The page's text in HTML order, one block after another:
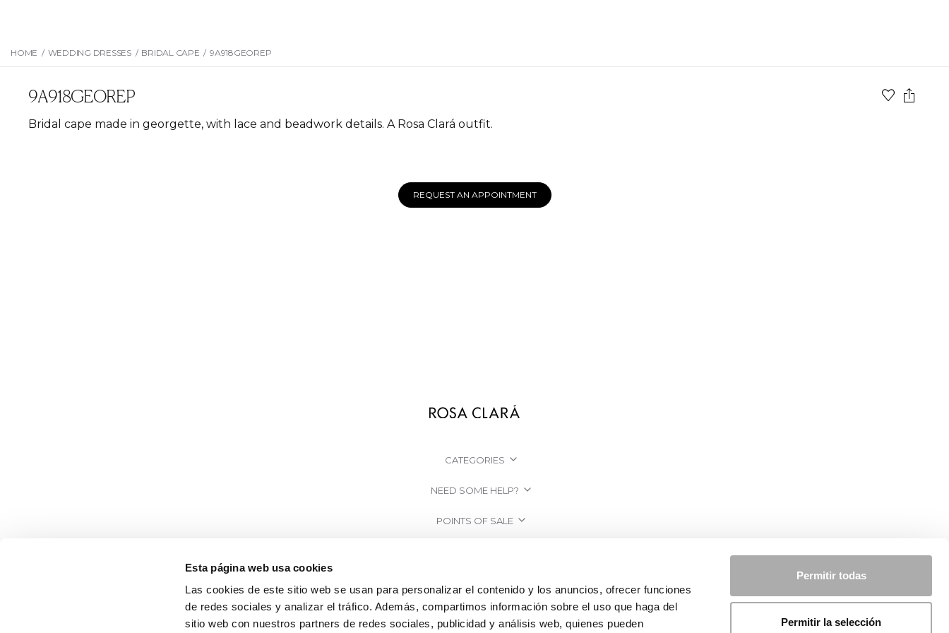
Esta página web usa cookies
Las cookies de este sitio web se usan para personalizar el contenido y los anuncios, ofrecer funciones
de redes sociales y analizar el tráfico. Además, compartimos información sobre el uso que haga del
sitio web con nuestros partners de redes sociales, publicidad y análisis web, quienes pueden
Permitir todas
Permitir la selección
HOME / WEDDING DRESSES / BRIDAL CAPE / 9A918GEOREP
9A918GEOREP
Bridal cape made in georgette, with lace and beadwork details. A Rosa Clará outfit.
REQUEST AN APPOINTMENT
CATEGORIES
NEED SOME HELP?
POINTS OF SALE